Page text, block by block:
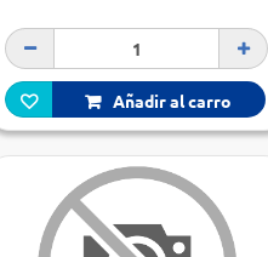
Añadir al carro